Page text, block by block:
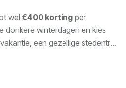
wel €400 korting per
donkere winterdagen en kies
een gezellige stedentrip,
alleen een gezonde dosis